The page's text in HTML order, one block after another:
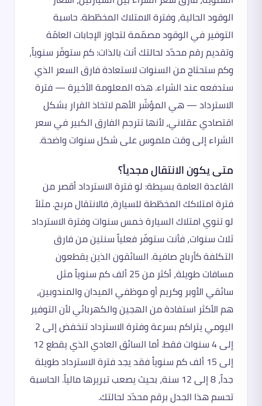
الوقود الحالية، وفترة الامتلاك المخطّطة. حاسبة
التوفير في الوقود مصمّمة لتجاوز الإجابات العامّة
وتقديم رقم محدّد لحالتك أنت بالذات: كم ستوفّر سنوياً،
وكم ستحتاج من السنوات لاستعادة فارق السعر الذي
ستدفعه عند الشراء. هذه المعلومة الأخيرة — فترة
الاسترداد — هي المؤشّر الأهم لاتخاذ القرار بشكل
اقتصادي عقلاني، لأنها تترجم الفارق الكبير في سعر
الشراء إلى وقت ملموس على شكل سنوات واضحة.
متى يكون الانتقال مجدياً؟
القاعدة العامة بسيطة: لو فترة الاسترداد أقصر من
فترة امتلاكك المخطّطة للسيارة، فالانتقال مربح. مثلاً
لو تنوي امتلاك السيارة خمس سنوات وفترة الاسترداد
ثلاث سنوات، فأنت ستوفّر فعلياً سنتين من فارق
التكلفة كأرباح صافية. السائقون الذين يقطعون
مسافات طويلة، أكثر من 25 ألف كم سنوياً مثل
سائقي الأوبر وكريم أو موظفي الميدان والمندوبين،
هم الأكثر استفادة من الهجين والكهربائي لأن التوفير
اليومي يتراكم بسرعة وفترة الاسترداد تنخفض إلى 2
إلى 4 سنوات فقط. أما السائق العادي الذي يقطع 12
إلى 15 ألف كم سنوياً فقد يجد فترة الاسترداد طويلة
جداً، 8 إلى 12 سنة، بحيث يصعب تبريرها مالياً. الحاسبة
تحسم هذا الجدل برقم محدّد لحالتك.